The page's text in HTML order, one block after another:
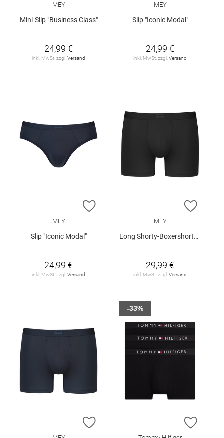
MEY
Mini-Slip "Business Class"
24,99 €
inkl. MwSt. zzgl. Versand
MEY
Slip "Iconic Modal"
24,99 €
inkl. MwSt. zzgl. Versand
ZUR WUNSCHLISTE HINZUFÜGEN
MEY
Slip "Iconic Modal"
24,99 €
inkl. MwSt. zzgl. Versand
ZUR
MEY
Long Shorty-Boxershorts "Iconic Modal"
29,99 €
inkl. MwSt. zzgl. Versand
ZUR WUNSCHLISTE HINZUFÜGEN
ZUR
-33%